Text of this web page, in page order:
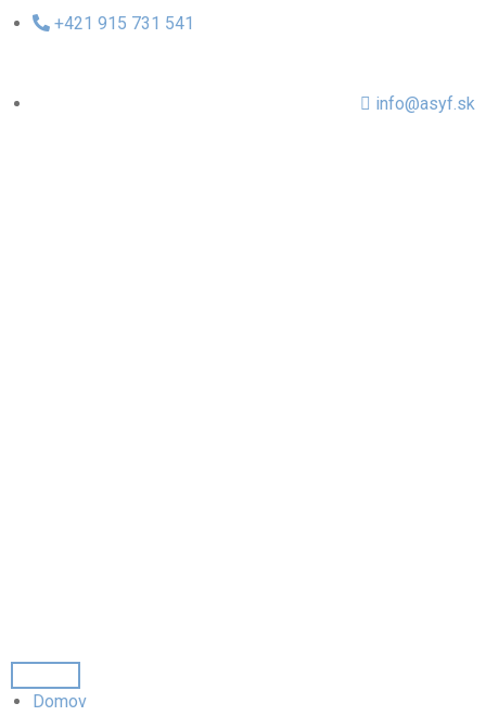
+421 915 731 541
info@asyf.sk
Domov